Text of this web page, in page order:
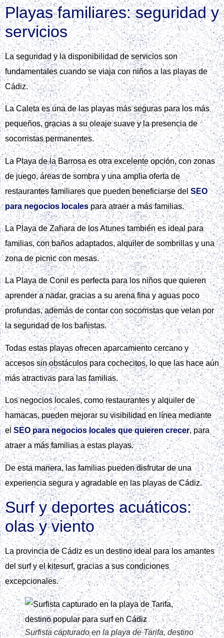
Playas familiares: seguridad y
servicios
La seguridad y la disponibilidad de servicios son
fundamentales cuando se viaja con niños a las playas de
Cádiz.
La Caleta es una de las playas más seguras para los más
pequeños, gracias a su oleaje suave y la presencia de
socorristas permanentes.
La Playa de la Barrosa es otra excelente opción, con zonas
de juego, áreas de sombra y una amplia oferta de
restaurantes familiares que pueden beneficiarse delSEO
para negocios localespara atraer a más familias.
La Playa de Zahara de los Atunes también es ideal para
familias, con baños adaptados, alquiler de sombrillas y una
zona de picnic con mesas.
La Playa de Conil es perfecta para los niños que quieren
aprender a nadar, gracias a su arena fina y aguas poco
profundas, además de contar con socorristas que velan por
la seguridad de los bañistas.
Todas estas playas ofrecen aparcamiento cercano y
accesos sin obstáculos para cochecitos, lo que las hace aún
más atractivas para las familias.
Los negocios locales, como restaurantes y alquiler de
hamacas, pueden mejorar su visibilidad en línea mediante
elSEO para negocios locales que quieren crecer, para
atraer a más familias a estas playas.
De esta manera, las familias pueden disfrutar de una
experiencia segura y agradable en las playas de Cádiz.
Surf y deportes acuáticos:
olas y viento
La provincia de Cádiz es un destino ideal para los amantes
del surf y el kitesurf, gracias a sus condiciones
excepcionales.
Surfista capturado en la playa de Tarifa, destino